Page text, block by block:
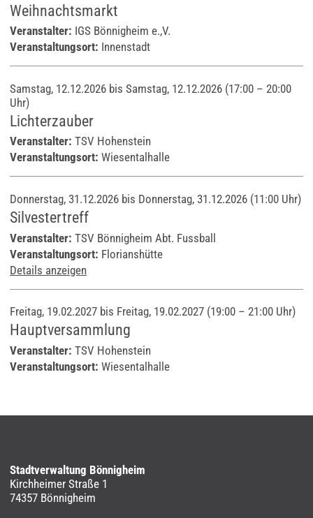
Weihnachtsmarkt
Veranstalter: IGS Bönnigheim e.,V.
Veranstaltungsort: Innenstadt
Samstag, 12.12.2026 bis Samstag, 12.12.2026 (17:00 – 20:00
Uhr)
Lichterzauber
Veranstalter: TSV Hohenstein
Veranstaltungsort: Wiesentalhalle
Donnerstag, 31.12.2026 bis Donnerstag, 31.12.2026 (11:00 Uhr)
Silvestertreff
Veranstalter: TSV Bönnigheim Abt. Fussball
Veranstaltungsort: Florianshütte
Details anzeigen
Freitag, 19.02.2027 bis Freitag, 19.02.2027 (19:00 – 21:00 Uhr)
Hauptversammlung
Veranstalter: TSV Hohenstein
Veranstaltungsort: Wiesentalhalle
Stadtverwaltung Bönnigheim
Kirchheimer Straße 1
74357 Bönnigheim